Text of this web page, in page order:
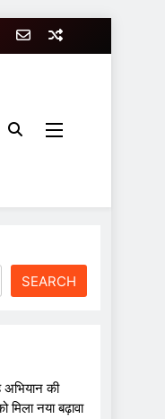
SEARCH
अभियान की
नया बढ़ावा